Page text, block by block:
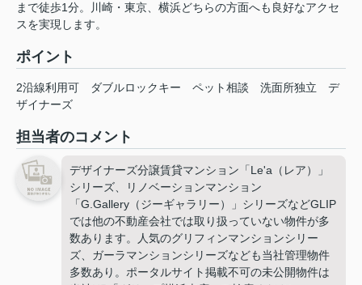
まで徒歩1分。川崎・東京、横浜どちらの方面へも良好なアクセ
スを実現します。
ポイント
2沿線利用可 ダブルロックキー ペット相談 洗面所独立
デ
ザイナーズ
担当者のコメント
デザイナーズ分譲賃貸マンション「Le'a（レア）」
シリーズ、リノベーションマンション
「G.Gallery（ジーギャラリー）」シリーズなどGLIP
では他の不動産会社では取り扱っていない物件が多
数あります。人気のグリフィンマンションシリー
ズ、ガーラマンションシリーズなども当社管理物件
多数あり。ポータルサイト掲載不可の未公開物件は